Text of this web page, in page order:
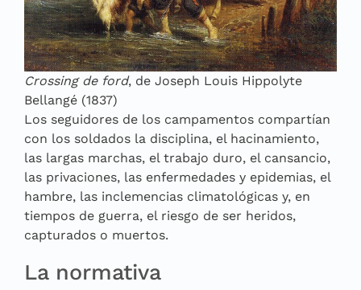
Crossing de ford, de Joseph Louis Hippolyte
Bellangé (1837)
Los seguidores de los campamentos compartían
con los soldados la disciplina, el hacinamiento,
las largas marchas, el trabajo duro, el cansancio,
las privaciones, las enfermedades y epidemias, el
hambre, las inclemencias climatológicas y, en
tiempos de guerra, el riesgo de ser heridos,
capturados o muertos.
La normativa